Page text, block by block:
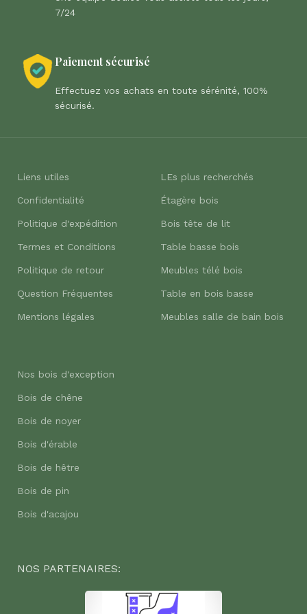
7/24
Paiement sécurisé
Effectuez vos achats en toute sérénité, 100%
sécurisé.
Liens utiles
Confidentialité
Politique d'expédition
Termes et Conditions
Politique de retour
Question Fréquentes
Mentions légales
LEs plus recherchés
Étagère bois
Bois tête de lit
Table basse bois
Meubles télé bois
Table en bois basse
Meubles salle de bain bois
Nos bois d'exception
Bois de chêne
Bois de noyer
Bois d'érable
Bois de hêtre
Bois de pin
Bois d'acajou
NOS PARTENAIRES: